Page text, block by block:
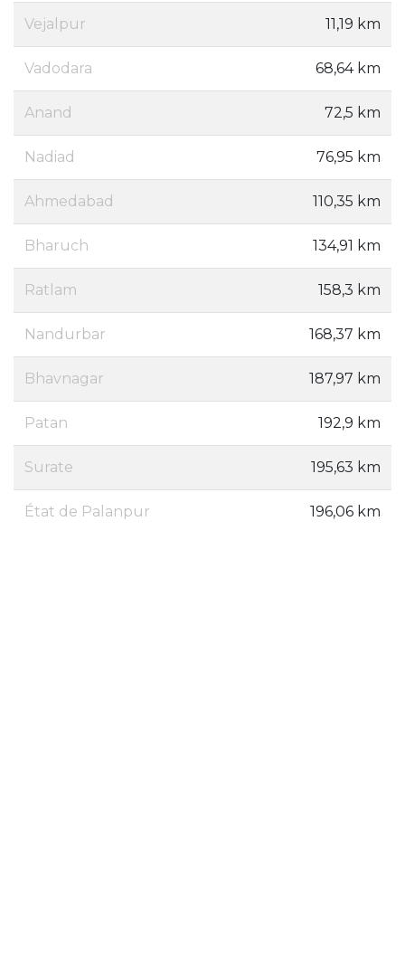
Vejalpur 11,19 km
Vadodara 68,64 km
Anand 72,5 km
Nadiad 76,95 km
Ahmedabad 110,35 km
Bharuch 134,91 km
Ratlam 158,3 km
Nandurbar 168,37 km
Bhavnagar 187,97 km
Patan 192,9 km
Surate 195,63 km
État de Palanpur 196,06 km